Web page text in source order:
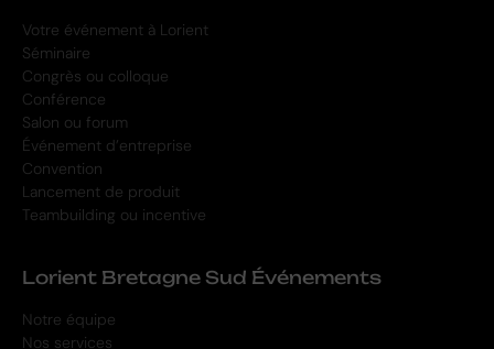
Votre événement à Lorient
Séminaire
Congrès ou colloque
Conférence
Salon ou forum
Événement d’entreprise
Convention
Lancement de produit
Teambuilding ou incentive
Lorient Bretagne Sud Événements
Notre équipe
Nos services